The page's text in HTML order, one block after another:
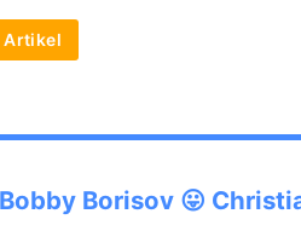
Bobby Borisov 😛